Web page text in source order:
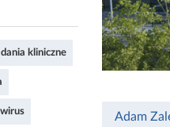
kliniczne
Adam